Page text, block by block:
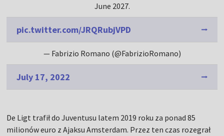
June 2027.
pic.twitter.com/JRQRubjVPD
— Fabrizio Romano (@FabrizioRomano)
July 17, 2022
De Ligt trafił do Juventusu latem 2019 roku za ponad 85
milionów euro z Ajaksu Amsterdam. Przez ten czas rozegrał